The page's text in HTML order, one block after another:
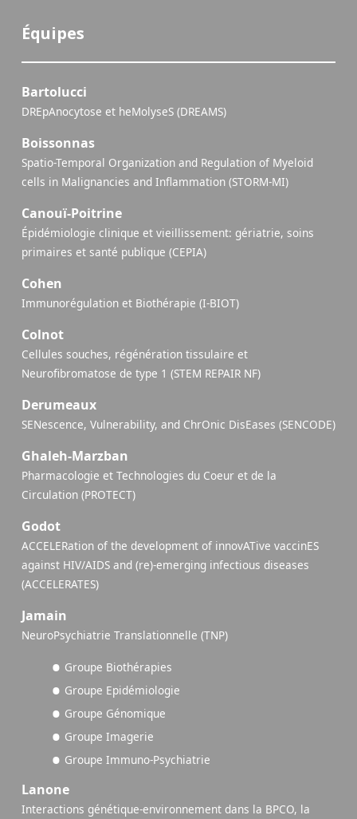
Équipes
Bartolucci
DREpAnocytose et heMolyseS (DREAMS)
Boissonnas
Spatio-Temporal Organization and Regulation of Myeloid
cells in Malignancies and Inflammation (STORM-MI)
Canouï-Poitrine
Épidémiologie clinique et vieillissement: gériatrie, soins
primaires et santé publique (CEPIA)
Cohen
Immunorégulation et Biothérapie (I-BIOT)
Colnot
Cellules souches, régénération tissulaire et
Neurofibromatose de type 1 (STEM REPAIR NF)
Derumeaux
SENescence, Vulnerability, and ChrOnic DisEases (SENCODE)
Ghaleh-Marzban
Pharmacologie et Technologies du Coeur et de la
Circulation (PROTECT)
Godot
ACCELERation of the development of innovATive vaccinES
against HIV/AIDS and (re)-emerging infectious diseases
(ACCELERATES)
Jamain
NeuroPsychiatrie Translationnelle (TNP)
Groupe Biothérapies
Groupe Epidémiologie
Groupe Génomique
Groupe Imagerie
Groupe Immuno-Psychiatrie
Lanone
Interactions génétique-environnement dans la BPCO, la